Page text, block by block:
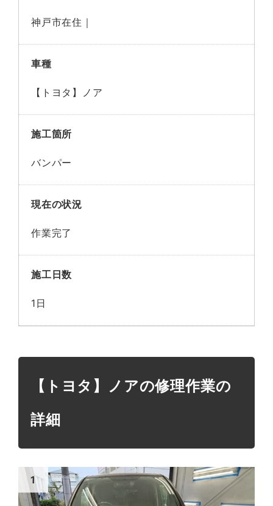
神戸市在住｜
車種
【トヨタ】ノア
施工箇所
バンパー
現在の状況
作業完了
施工日数
1日
【トヨタ】ノアの修理作業の
詳細